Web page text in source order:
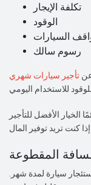
تكلفة الإيجار
الوقود
السيارات
رسوم سالك
تأجير سيارات شهري
الخيار الأفضل للتأجير
المقطوعة
سيارة لمدة شهر.